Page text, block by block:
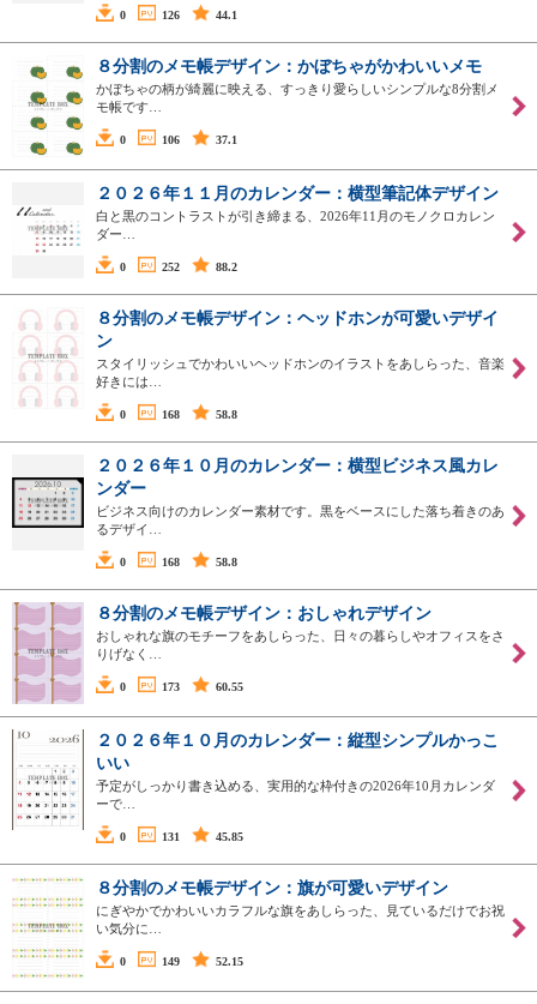
0 126 44.1
８分割のメモ帳デザイン：かぼちゃがかわいいメモ
かぼちゃの柄が綺麗に映える、すっきり愛らしいシンプルな8分割メ
モ帳です…
0 106 37.1
２０２６年１１月のカレンダー：横型筆記体デザイン
白と黒のコントラストが引き締まる、2026年11月のモノクロカレン
ダー…
0 252 88.2
８分割のメモ帳デザイン：ヘッドホンが可愛いデザイ
ン
スタイリッシュでかわいいヘッドホンのイラストをあしらった、音楽
好きには…
0 168 58.8
２０２６年１０月のカレンダー：横型ビジネス風カレ
ンダー
ビジネス向けのカレンダー素材です。黒をベースにした落ち着きのあ
るデザイ…
0 168 58.8
８分割のメモ帳デザイン：おしゃれデザイン
おしゃれな旗のモチーフをあしらった、日々の暮らしやオフィスをさ
りげなく…
0 173 60.55
２０２６年１０月のカレンダー：縦型シンプルかっこ
いい
予定がしっかり書き込める、実用的な枠付きの2026年10月カレンダ
ーで…
0 131 45.85
８分割のメモ帳デザイン：旗が可愛いデザイン
にぎやかでかわいいカラフルな旗をあしらった、見ているだけでお祝
い気分に…
0 149 52.15